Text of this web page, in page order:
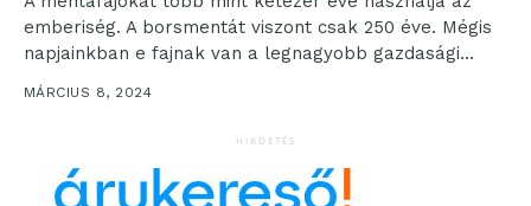
emberiség. A borsmentát viszont csak 250 éve. Mégis
napjainkban e fajnak van a legnagyobb gazdasági...
MÁRCIUS 8, 2024
HIRDETÉS